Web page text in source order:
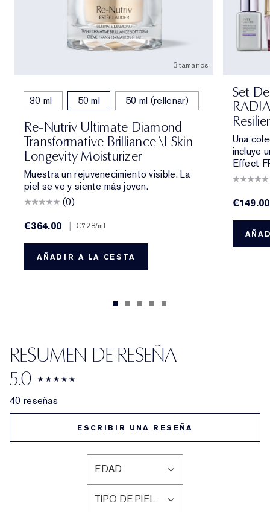
3 tamaños
30 ml 50 ml 50 ml (rellenar)
Re-Nutriv Ultimate Diamond
Transformative Brilliance \| Skin
Longevity Moisturizer
Muestra un rejuvenecimiento visible. La
piel se ve y siente más joven.
(0)
€364.00
€7.28/ml
AÑADIR A LA CESTA
Set
Una
incluye
Effect
€149.00
RESUMEN DE RESEÑA
5.0
40 reseñas
ESCRIBIR UNA RESEÑA
EDAD
FILTRAR
RESEÑAS
POR
TIPO DE PIEL
FILTRAR